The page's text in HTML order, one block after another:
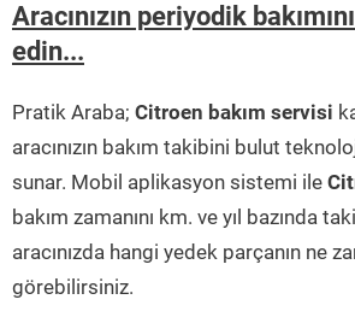
Aracınızın periyodik
edin...
Pratik Araba; Citroen bakım servisi
aracınızın bakım takibini bulut
sunar. Mobil aplikasyon sistemi ile
bakım zamanını km. ve yıl bazında
aracınızda hangi yedek parçanın ne
görebilirsiniz.